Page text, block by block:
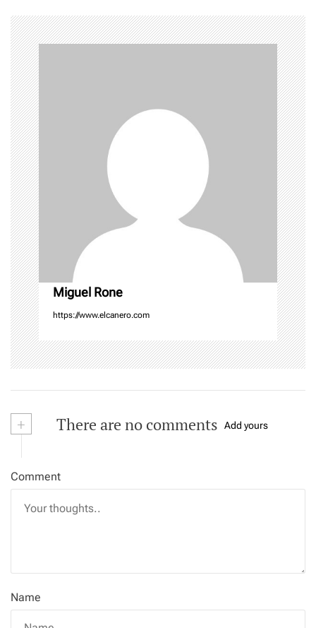
a
v
i
g
a
t
i
o
n
Miguel Rone
https://www.elcanero.com
+ There are no comments Add yours
Comment
Name